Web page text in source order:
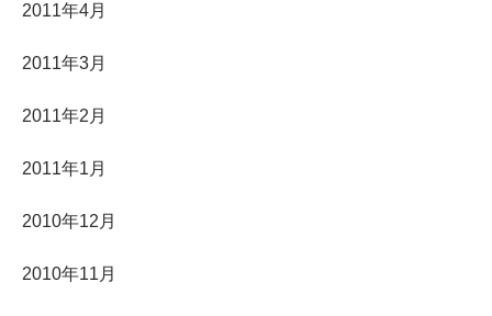
2011年4月
2011年3月
2011年2月
2011年1月
2010年12月
2010年11月